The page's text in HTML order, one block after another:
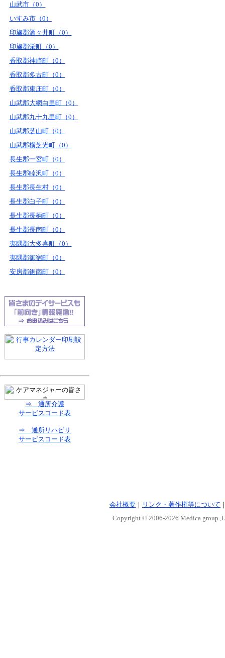
山武市（0）
いすみ市（0）
印旛郡酒々井町（0）
印旛郡栄町（0）
香取郡神崎町（0）
香取郡多古町（0）
香取郡東庄町（0）
山武郡大網白里町（0）
山武郡九十九里町（0）
山武郡芝山町（0）
山武郡横芝光町（0）
長生郡一宮町（0）
長生郡睦沢町（0）
長生郡長生村（0）
長生郡白子町（0）
長生郡長柄町（0）
長生郡長南町（0）
夷隅郡大多喜町（0）
夷隅郡御宿町（0）
安房郡鋸南町（0）
⇒ 通所介護
サービスコード表
⇒ 通所リハビリ
サービスコード表
会社概要 ｜ リンク・著作権等について
Copyright © 2006-2026 Medica